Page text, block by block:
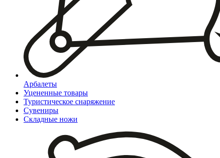
Арбалеты
Уцененные товары
Туристическое снаряжение
Сувениры
Складные ножи